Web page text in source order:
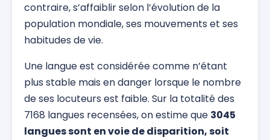
contraire, s’affaiblir selon l’évolution de la
population mondiale, ses mouvements et ses
habitudes de vie.
Une langue est considérée comme n’étant
plus stable mais en danger lorsque le nombre
de ses locuteurs est faible. Sur la totalité des
7168 langues recensées, on estime que 3045
langues sont en voie de disparition, soit